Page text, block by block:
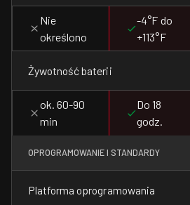
Nie
określono
-4°F do
+113°F
Żywotność baterii
ok. 60-90
min
Do 18
godz.
OPROGRAMOWANIE I STANDARDY
Platforma oprogramowania